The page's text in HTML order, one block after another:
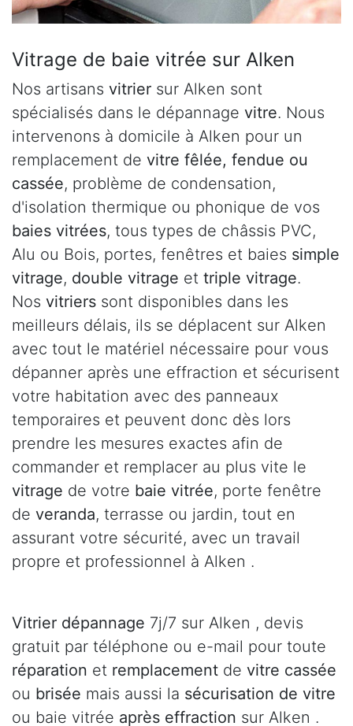
Vitrage de baie vitrée sur Alken
Nos artisans vitrier sur Alken sont
spécialisés dans le dépannage vitre. Nous
intervenons à domicile à Alken pour un
remplacement de vitre fêlée, fendue ou
cassée, problème de condensation,
d'isolation thermique ou phonique de vos
baies vitrées, tous types de châssis PVC,
Alu ou Bois, portes, fenêtres et baies simple
vitrage, double vitrage et triple vitrage.
Nos vitriers sont disponibles dans les
meilleurs délais, ils se déplacent sur Alken
avec tout le matériel nécessaire pour vous
dépanner après une effraction et sécurisent
votre habitation avec des panneaux
temporaires et peuvent donc dès lors
prendre les mesures exactes afin de
commander et remplacer au plus vite le
vitrage de votre baie vitrée, porte fenêtre
de veranda, terrasse ou jardin, tout en
assurant votre sécurité, avec un travail
propre et professionnel à Alken .
Vitrier dépannage 7j/7 sur Alken , devis
gratuit par téléphone ou e-mail pour toute
réparation et remplacement de vitre cassée
ou brisée mais aussi la sécurisation de vitre
ou baie vitrée après effraction sur Alken .